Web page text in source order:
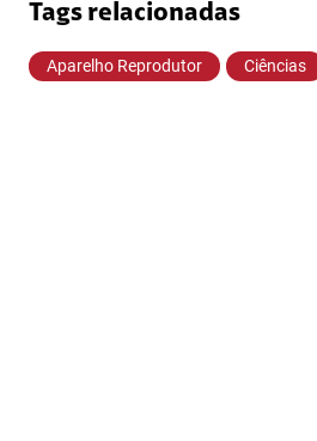
Tags relacionadas
Aparelho Reprodutor Ciências